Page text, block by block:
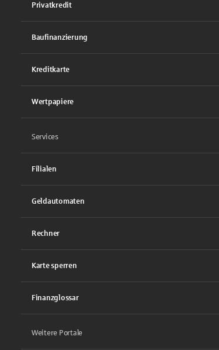
Privatkredit
Baufinanzierung
Kreditkarte
Wertpapiere
Services
Filialen
Geldautomaten
Rechner
Karte sperren
Finanzglossar
Weitere Portale